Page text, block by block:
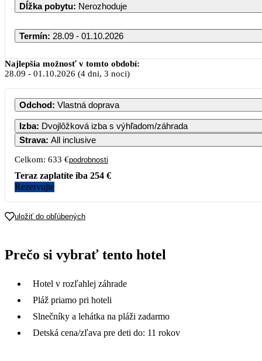
Dĺžka pobytu: Nerozhoduje
Termín: 28.09 - 01.10.2026
Najlepšia možnosť v tomto období:
28.09 - 01.10.2026 (4 dni, 3 noci)
Odchod: Vlastná doprava
Izba: Dvojlôžková izba s výhľadom/záhrada
Strava: All inclusive
Celkom: 633 €podrobnosti
Teraz zaplatíte iba 254 €
Rezervujte
uložiť do obľúbených
Prečo si vybrať tento hotel
Hotel v rozľahlej záhrade
Pláž priamo pri hoteli
Slnečníky a lehátka na pláži zadarmo
Detská cena/zľava pre deti do: 11 rokov